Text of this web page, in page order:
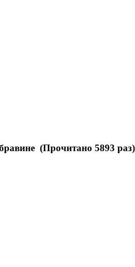
(Прочитано 5893 раз)